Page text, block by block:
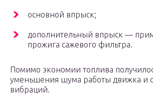
основной впрыск;
дополнительный впрыск —
прожига сажевого фильтра.
Помимо экономии топлива
уменьшения шума работы движка и
вибраций.